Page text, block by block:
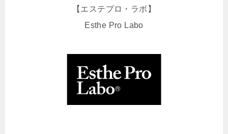
【エステプロ・ラボ】
Esthe Pro Labo